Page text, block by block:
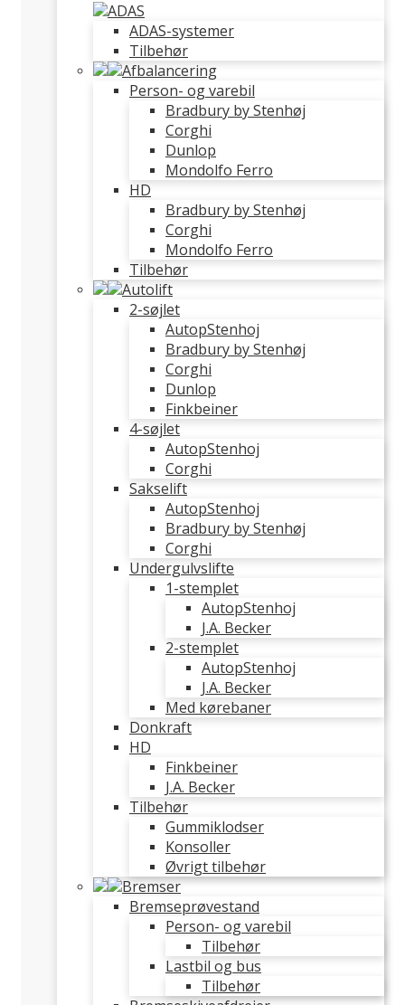
ADAS
ADAS-systemer
Tilbehør
Afbalancering
Person- og varebil
Bradbury by Stenhøj
Corghi
Dunlop
Mondolfo Ferro
HD
Bradbury by Stenhøj
Corghi
Mondolfo Ferro
Tilbehør
Autolift
2-søjlet
AutopStenhoj
Bradbury by Stenhøj
Corghi
Dunlop
Finkbeiner
4-søjlet
AutopStenhoj
Corghi
Sakselift
AutopStenhoj
Bradbury by Stenhøj
Corghi
Undergulvslifte
1-stemplet
AutopStenhoj
J.A. Becker
2-stemplet
AutopStenhoj
J.A. Becker
Med kørebaner
Donkraft
HD
Finkbeiner
J.A. Becker
Tilbehør
Gummiklodser
Konsoller
Øvrigt tilbehør
Bremser
Bremseprøvestand
Person- og varebil
Tilbehør
Lastbil og bus
Tilbehør